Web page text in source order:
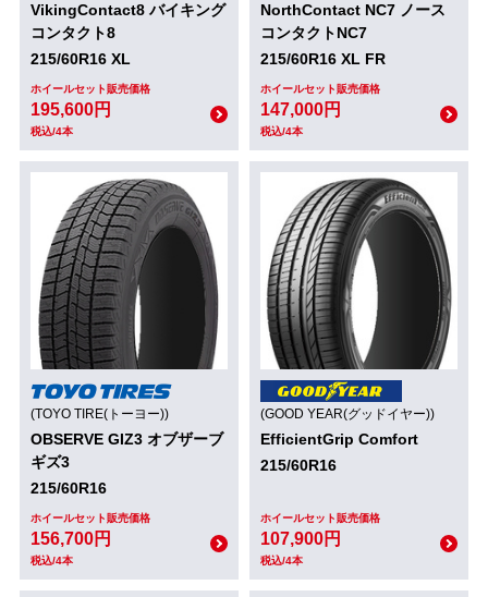
VikingContact8 バイキング
コンタクト8
215/60R16 XL
ホイールセット販売価格
195,600円
税込/4本
NorthContact NC7 ノース
コンタクトNC7
215/60R16 XL FR
ホイールセット販売価格
147,000円
税込/4本
(TOYO TIRE(トーヨー))
OBSERVE GIZ3 オブザーブ
ギズ3
215/60R16
ホイールセット販売価格
156,700円
税込/4本
(GOOD YEAR(グッドイヤー))
EfficientGrip Comfort
215/60R16
ホイールセット販売価格
107,900円
税込/4本